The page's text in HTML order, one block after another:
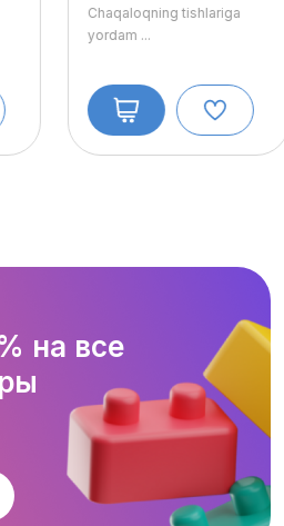
Chaqaloqning tishlariga
yordam...
на все